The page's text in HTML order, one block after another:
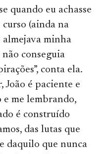
quando eu achasse
(ainda na
almejava minha
conseguia
conta ela.
João é paciente e
e me lembrando,
é construído
das lutas que
daquilo que nunca